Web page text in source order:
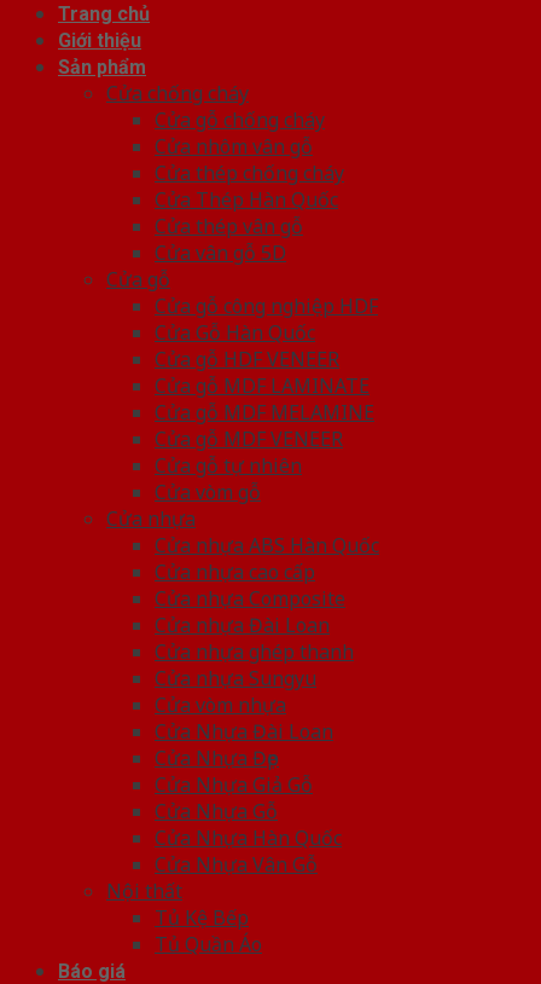
Trang chủ
Giới thiệu
Sản phẩm
Cửa chống cháy
Cửa gỗ chống cháy
Cửa nhôm vân gỗ
Cửa thép chống cháy
Cửa Thép Hàn Quốc
Cửa thép vân gỗ
Cửa vân gỗ 5D
Cửa gỗ
Cửa gỗ công nghiệp HDF
Cửa Gỗ Hàn Quốc
Cửa gỗ HDF VENEER
Cửa gỗ MDF LAMINATE
Cửa gỗ MDF MELAMINE
Cửa gỗ MDF VENEER
Cửa gỗ tự nhiên
Cửa vòm gỗ
Cửa nhựa
Cửa nhựa ABS Hàn Quốc
Cửa nhựa cao cấp
Cửa nhựa Composite
Cửa nhựa Đài Loan
Cửa nhựa ghép thanh
Cửa nhựa Sungyu
Cửa vòm nhựa
Cửa Nhựa Đài Loan
Cửa Nhựa Đẹp
Cửa Nhựa Giả Gỗ
Cửa Nhựa Gỗ
Cửa Nhựa Hàn Quốc
Cửa Nhựa Vân Gỗ
Nội thất
Tủ Kệ Bếp
Tủ Quần Áo
Báo giá